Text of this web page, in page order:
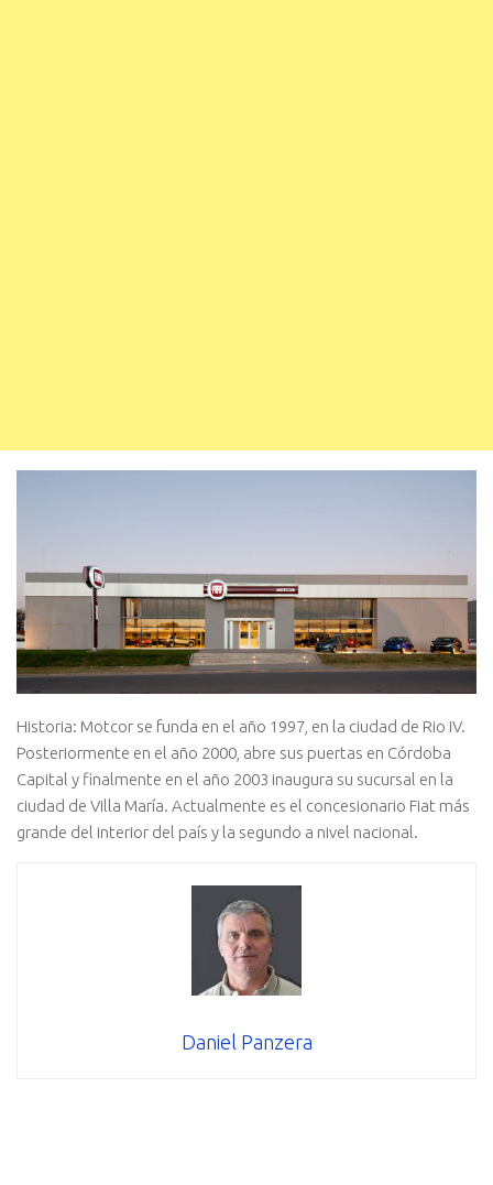
Historia: Motcor se funda en el año 1997, en la ciudad de Rio IV.
Posteriormente en el año 2000, abre sus puertas en Córdoba
Capital y finalmente en el año 2003 inaugura su sucursal en la
ciudad de Villa María. Actualmente es el concesionario Fiat más
grande del interior del país y la segundo a nivel nacional.
Daniel Panzera